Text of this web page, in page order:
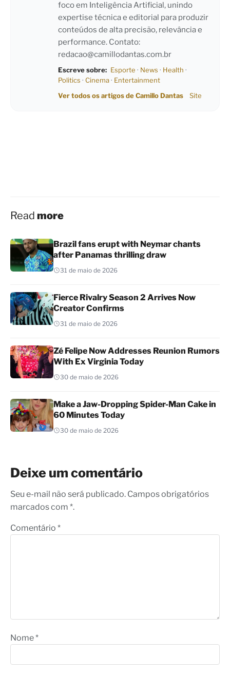
foco em Inteligência Artificial, unindo
expertise técnica e editorial para produzir
conteúdos de alta precisão, relevância e
performance. Contato:
redacao@camillodantas.com.br
Escreve sobre: Esporte · News · Health ·
Politics · Cinema· Entertainment
Ver todos os artigos de Camillo Dantas
Site
Read more
Brazil fans erupt with Neymar chants
after Panamas thrilling draw
31 de maio de 2026
Fierce Rivalry Season 2 Arrives Now
Creator Confirms
31 de maio de 2026
Zé Felipe Now Addresses Reunion Rumors
With Ex Virginia Today
30 de maio de 2026
Make a Jaw-Dropping Spider-Man Cake in
60 Minutes Today
30 de maio de 2026
Deixe um comentário
Seu e-mail não será publicado. Campos obrigatórios
marcados com *.
Comentário *
Nome*